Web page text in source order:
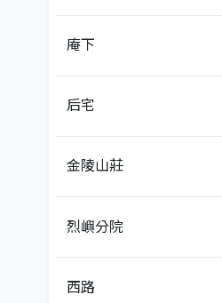
庵下
后宅
金陵山莊
烈嶼分院
西路